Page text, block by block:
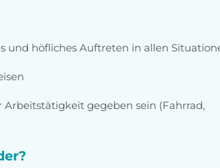
und höfliches Auftreten in allen
gegeben sein (Fahrrad,